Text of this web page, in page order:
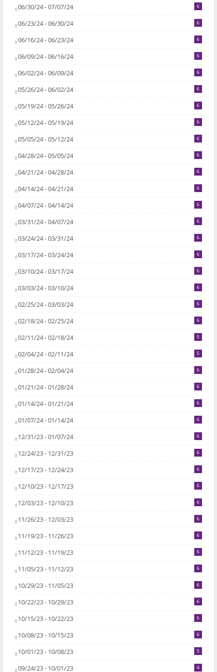
06/30/24 - 07/07/24 6
06/23/24 - 06/30/24 6
06/16/24 - 06/23/24 6
06/09/24 - 06/16/24 6
06/02/24 - 06/09/24 6
05/26/24 - 06/02/24 6
05/19/24 - 05/26/24 6
05/12/24 - 05/19/24 6
05/05/24 - 05/12/24 6
04/28/24 - 05/05/24 6
04/21/24 - 04/28/24 6
04/14/24 - 04/21/24 6
04/07/24 - 04/14/24 6
03/31/24 - 04/07/24 6
03/24/24 - 03/31/24 6
03/17/24 - 03/24/24 6
03/10/24 - 03/17/24 6
03/03/24 - 03/10/24 6
02/25/24 - 03/03/24 6
02/18/24 - 02/25/24 6
02/11/24 - 02/18/24 5
02/04/24 - 02/11/24 5
01/28/24 - 02/04/24 6
01/21/24 - 01/28/24 6
01/14/24 - 01/21/24 6
01/07/24 - 01/14/24 6
12/31/23 - 01/07/24 6
12/24/23 - 12/31/23 6
12/17/23 - 12/24/23 6
12/10/23 - 12/17/23 6
12/03/23 - 12/10/23 6
11/26/23 - 12/03/23 6
11/19/23 - 11/26/23 6
11/12/23 - 11/19/23 6
11/05/23 - 11/12/23 6
10/29/23 - 11/05/23 6
10/22/23 - 10/29/23 6
10/15/23 - 10/22/23 6
10/08/23 - 10/15/23 6
10/01/23 - 10/08/23 5
09/24/23 - 10/01/23 4